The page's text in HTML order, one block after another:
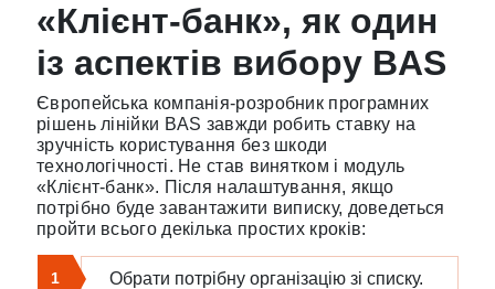
«Клієнт-банк», як один
із аспектів вибору BAS
Європейська компанія-розробник програмних
рішень лінійки BAS завжди робить ставку на
зручність користування без шкоди
технологічності. Не став винятком і модуль
«Клієнт-банк». Після налаштування, якщо
потрібно буде завантажити виписку, доведеться
пройти всього декілька простих кроків:
1 Обрати потрібну організацію зі списку.